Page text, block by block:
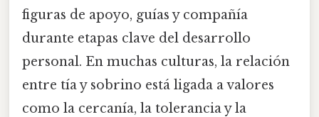
figuras de apoyo, guías y compañía
durante etapas clave del desarrollo
personal. En muchas culturas, la relación
entre tía y sobrino está ligada a valores
como la cercanía, la tolerancia y la